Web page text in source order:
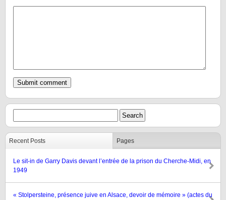
Recent Posts Pages
Le sit-in de Garry Davis devant l’entrée de la prison du Cherche-Midi, en
1949
« Stolpersteine, présence juive en Alsace, devoir de mémoire » (actes du